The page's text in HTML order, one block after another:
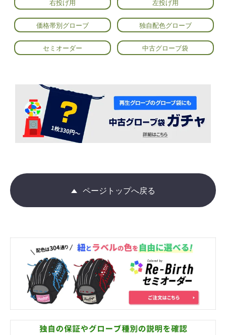
右投げ用 左投げ用
価格帯別グローブ 独自配色グローブ
セミオーダー 中古グローブ袋
ページトップへ戻る